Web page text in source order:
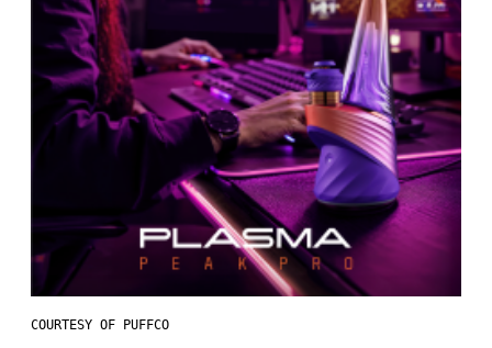
COURTESY OF PUFFCO